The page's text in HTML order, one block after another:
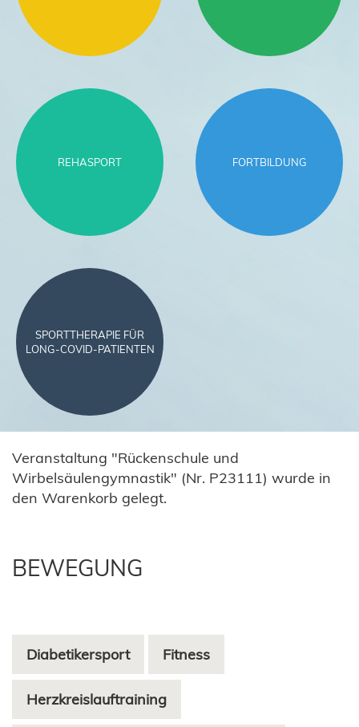
REHASPORT FORTBILDUNG
SPORTTHERAPIE FÜR
LONG-COVID-PATIENTEN
Veranstaltung "Rückenschule und
Wirbelsäulengymnastik" (Nr. P23111) wurde in
den Warenkorb gelegt.
BEWEGUNG
Diabetikersport Fitness
Herzkreislauftraining